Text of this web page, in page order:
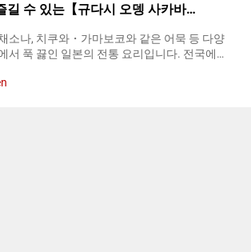
길 수 있는【규다시 오뎅 사카바
소나, 치쿠와・가마보코와 같은 어묵 등 다양
서 푹 끓인 일본의 전통 요리입니다. 전국에는
(오뎅 재료)의 선택 방법은 천차만별로, 가게마